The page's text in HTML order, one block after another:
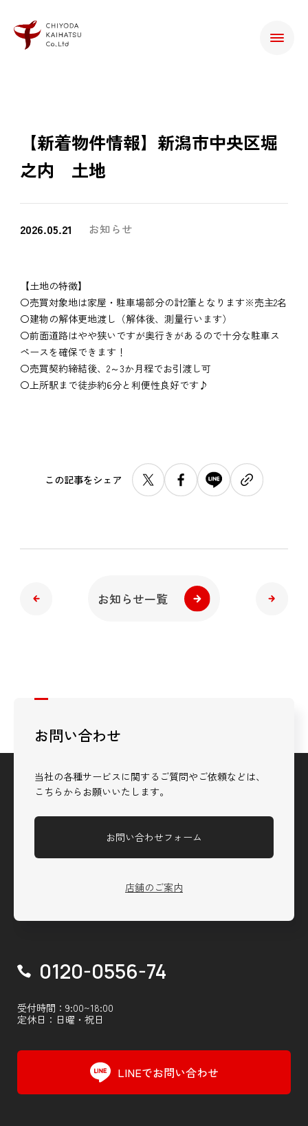
【新着物件情報】新潟市中央区堀
之内 土地
2026.05.21 お知らせ
【土地の特徴】
〇売買対象地は家屋・駐車場部分の計2筆となります※売主2名
〇建物の解体更地渡し（解体後、測量行います）
〇前面道路はやや狭いですが奥行きがあるので十分な駐車ス
ペースを確保できます！
〇売買契約締結後、2～3か月程でお引渡し可
〇上所駅まで徒歩約6分と利便性良好です♪
この記事をシェア
お知らせ一覧
お問い合わせ
当社の各種サービスに関するご質問やご依頼などは、
こちらからお願いいたします。
お問い合わせフォーム
店舗のご案内
0120-0556-74
受付時間：9:00~18:00
定休日：日曜・祝日
LINEでお問い合わせ